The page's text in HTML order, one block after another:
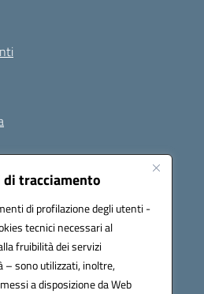
tracciamento
di profilazione degli utenti -
tecnici necessari al
fruibilità dei servizi
– sono utilizzati, inoltre,
a disposizione da Web
su: